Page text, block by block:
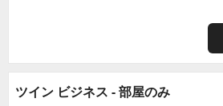
ツイン ビジネス - 部屋のみ